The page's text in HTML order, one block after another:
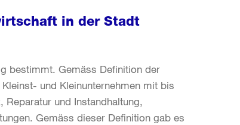
in der Stadt
bestimmt. Gemäss Definition der
und Kleinunternehmen mit bis
und Instandhaltung,
Gemäss dieser Definition gab es